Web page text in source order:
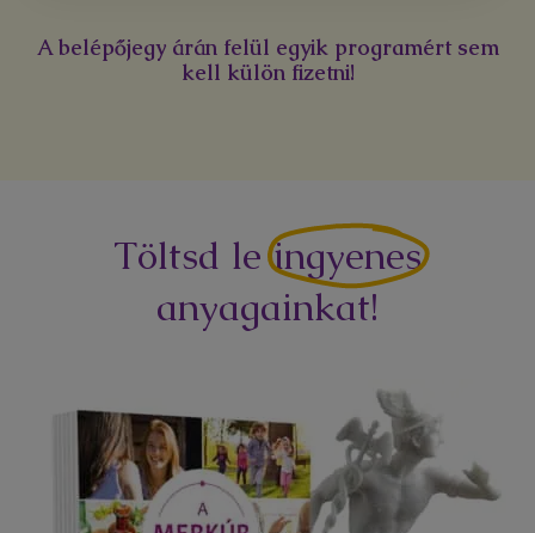
A belépőjegy árán felül egyik programért sem
kell külön fizetni!
Töltsd le ingyenes
anyagainkat!